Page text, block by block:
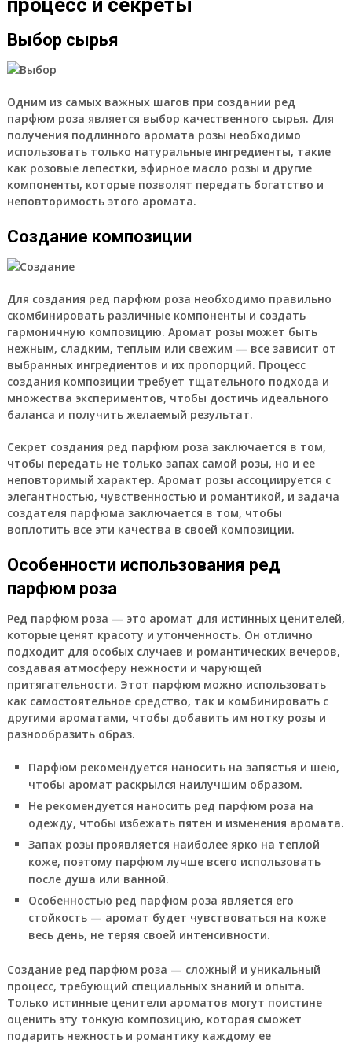
Выбор сырья
Одним из самых важных шагов при создании ред
парфюм роза является выбор качественного сырья. Для
получения подлинного аромата розы необходимо
использовать только натуральные ингредиенты, такие
как розовые лепестки, эфирное масло розы и другие
компоненты, которые позволят передать богатство и
неповторимость этого аромата.
Создание композиции
Для создания ред парфюм роза необходимо правильно
скомбинировать различные компоненты и создать
гармоничную композицию. Аромат розы может быть
нежным, сладким, теплым или свежим — все зависит от
выбранных ингредиентов и их пропорций. Процесс
создания композиции требует тщательного подхода и
множества экспериментов, чтобы достичь идеального
баланса и получить желаемый результат.
Секрет создания ред парфюм роза заключается в том,
чтобы передать не только запах самой розы, но и ее
неповторимый характер. Аромат розы ассоциируется с
элегантностью, чувственностью и романтикой, и задача
создателя парфюма заключается в том, чтобы
воплотить все эти качества в своей композиции.
Особенности использования ред
парфюм роза
Ред парфюм роза — это аромат для истинных ценителей,
которые ценят красоту и утонченность. Он отлично
подходит для особых случаев и романтических вечеров,
создавая атмосферу нежности и чарующей
притягательности. Этот парфюм можно использовать
как самостоятельное средство, так и комбинировать с
другими ароматами, чтобы добавить им нотку розы и
разнообразить образ.
Парфюм рекомендуется наносить на запястья и шею,
чтобы аромат раскрылся наилучшим образом.
Не рекомендуется наносить ред парфюм роза на
одежду, чтобы избежать пятен и изменения аромата.
Запах розы проявляется наиболее ярко на теплой
коже, поэтому парфюм лучше всего использовать
после душа или ванной.
Особенностью ред парфюм роза является его
стойкость — аромат будет чувствоваться на коже
весь день, не теряя своей интенсивности.
Создание ред парфюм роза — сложный и уникальный
процесс, требующий специальных знаний и опыта.
Только истинные ценители ароматов могут поистине
оценить эту тонкую композицию, которая сможет
подарить нежность и романтику каждому ее